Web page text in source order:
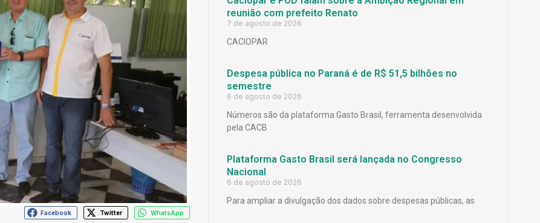
Facebook Twitter WhatsApp
reunião com prefeito Renato
7 de agosto de 2026
CACIOPAR
Despesa pública no Paraná é de R$ 51,5 bilhões no
semestre
6 de agosto de 2026
Números são da plataforma Gasto Brasil, ferramenta desenvolvida
pela CACB
Plataforma Gasto Brasil será lançada no Congresso
Nacional
6 de agosto de 2026
Para ampliar a divulgação dos dados sobre despesas públicas, as